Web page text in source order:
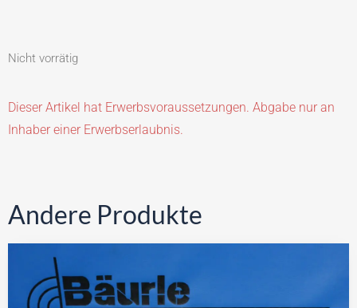
Nicht vorrätig
Dieser Artikel hat Erwerbsvoraussetzungen. Abgabe nur an
Inhaber einer Erwerbserlaubnis.
Andere Produkte